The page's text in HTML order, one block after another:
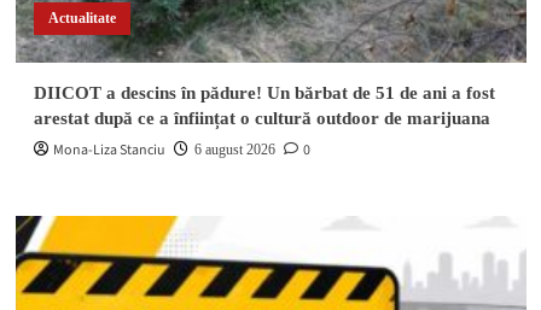
Actualitate
DIICOT a descins în pădure! Un bărbat de 51 de ani a fost
arestat după ce a înființat o cultură outdoor de marijuana
Mona-Liza Stanciu 6 august 2026 0